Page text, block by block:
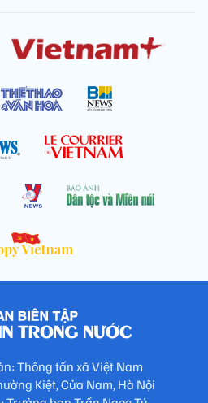
Thông tấn xã Việt Nam
Kiệt, Cửa Nam, Hà Nội